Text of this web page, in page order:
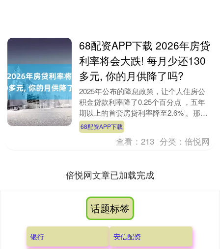
68配资APP下载 2026年房贷
利率将会大跌! 每月少还130
多元, 你的月供降了吗?
2025年公布的降息政策，让个人住房公
积金贷款利率降了0.25个百分点 ，五年
期以上的首套房贷利率降至2.6% 。那五
年期以上贷款市场报价利率下调了10个基
点 ....
68配资APP下载
查看：213 分类：倍悦网
倍悦网文章已加载完成
话题标签
银行 安信配资